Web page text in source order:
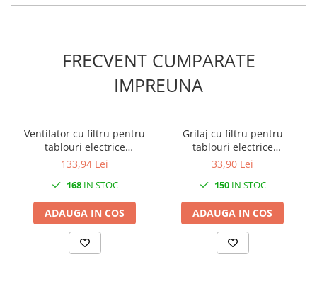
FRECVENT CUMPARATE
IMPREUNA
Ventilator cu filtru pentru
tablouri electrice
120x120mm 14W 30m3/h
133,94 Lei
168IN STOC
ADAUGA IN COS
Grilaj cu filtru pentru
tablouri electrice
120x120mm IP54
33,90 Lei
150IN STOC
ADAUGA IN COS